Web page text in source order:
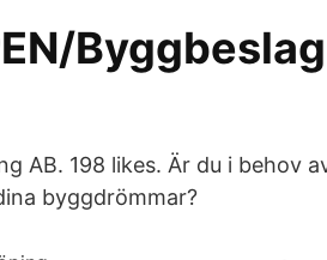
AB. 198 likes. Är du i behov
byggdrömmar?